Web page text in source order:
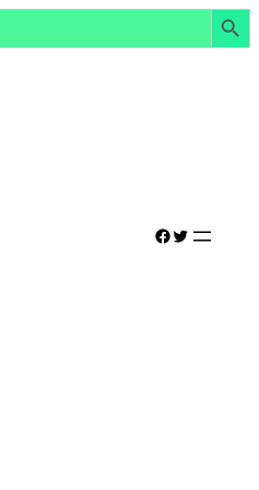
Botón de
Facebook
Twitter